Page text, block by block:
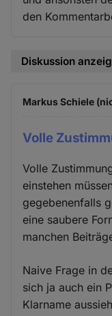
den
Diskussion
Markus Schiele
Volle
Volle
einstehen
gegebenenfalls
eine saubere
manchen
Naive Frage in
sich ja auch ein
Klarname